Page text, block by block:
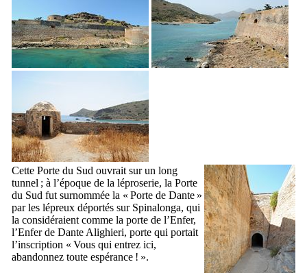
Cette Porte du Sud ouvrait sur un long
tunnel ; à l’époque de la léproserie, la Porte
du Sud fut surnommée la « Porte de Dante »
par les lépreux déportés sur Spinalonga, qui
la considéraient comme la porte de l’Enfer,
l’Enfer de Dante Alighieri, porte qui portait
l’inscription « Vous qui entrez ici,
abandonnez toute espérance ! ».